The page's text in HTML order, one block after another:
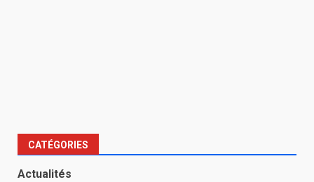
CATÉGORIES
Actualités